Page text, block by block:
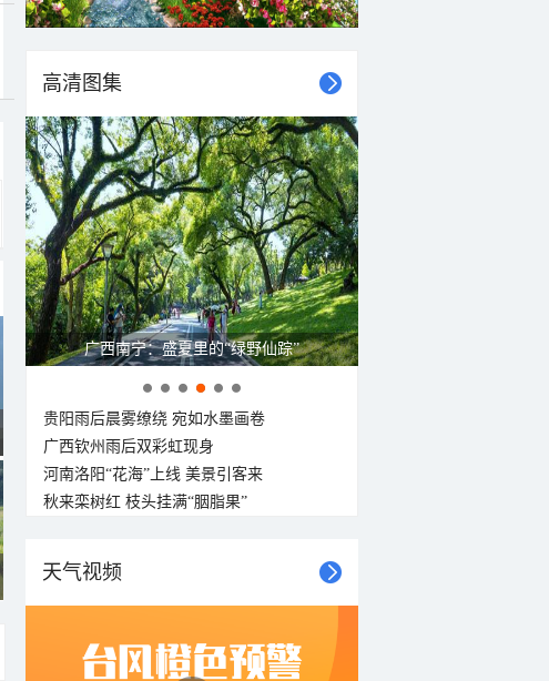
高清图集
广西南宁：盛夏里的“绿野仙踪”
贵阳雨后晨雾缭绕 宛如水墨画卷
广西钦州雨后双彩虹现身
河南洛阳“花海”上线 美景引客来
秋来栾树红 枝头挂满“胭脂果”
天气视频